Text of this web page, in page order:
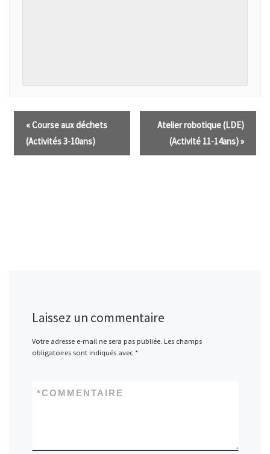
«Course aux déchets
(Activités 3-10ans)
Atelier robotique (LDE)
(Activité 11-14ans)»
Laissez un commentaire
Votre adresse e-mail ne sera pas publiée. Les champs
obligatoires sont indiqués avec *
COMMENTAIRE
*